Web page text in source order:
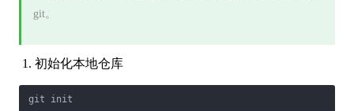
git。
初始化本地仓库